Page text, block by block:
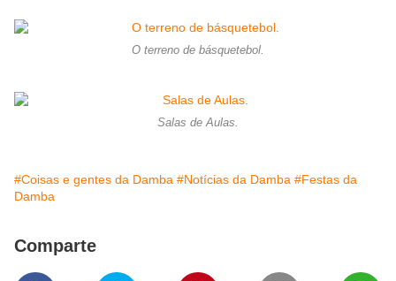
O terreno de básquetebol.
Salas de Aulas.
#Coisas e gentes da Damba #Notícias da Damba #Festas da
Damba
Comparte